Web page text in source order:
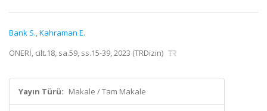
Bank S.,Kahraman E.
ÖNERİ, cilt.18, sa.59, ss.15-39, 2023 (TRDizin)
Yayın Türü: Makale / Tam Makale